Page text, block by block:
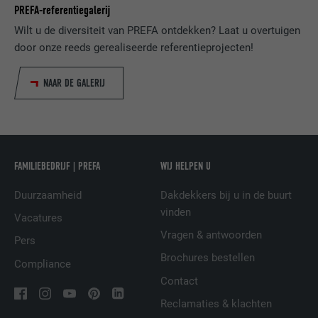
PREFA-referentiegalerij
Wilt u de diversiteit van PREFA ontdekken? Laat u overtuigen
door onze reeds gerealiseerde referentieprojecten!
NAAR DE GALERIJ
FAMILIEBEDRIJF | PREFA
Duurzaamheid
Vacatures
Pers
Compliance
WIJ HELPEN U
Dakdekkers bij u in de buurt
vinden
Vragen & antwoorden
Brochures bestellen
Contact
Reclamaties & klachten
VERVALTIJD 1 dag
Registreert een eenduidige ID, die gebruikt
wordt om statistische gegevens te
genereren m.b.t. het gebruik van de
website door de bezoeker.
DOEL
Wordt bij wijze van test geplaatst om te
controleren of de browser het plaatsen
identificatiekenmerken.
NAAM lang
VERVALTIJD Sessie
taalversie van een website op.
AANBIEDER
DOEL
Ingesteld door LinkedIn wanneer een
website een ingebed "Volg ons"-venster